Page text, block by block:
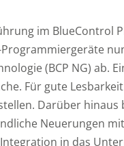
im BlueControl
Programmiergeräte
(BCP NG) ab.
Für gute
Darüber hinaus
Neuerungen
in das